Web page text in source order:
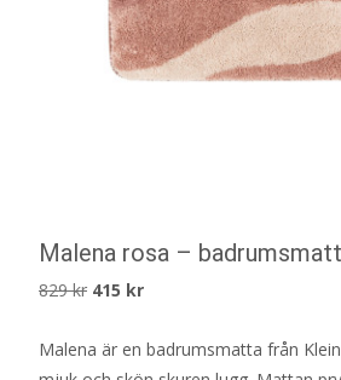
Malena rosa –
829kr Det
priset
415 krDet
priset
Malena är en badrumsmatta från